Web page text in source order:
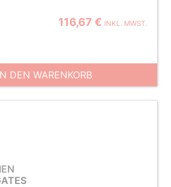
116,67 € INKL. MWST.
DEN WARENKORB